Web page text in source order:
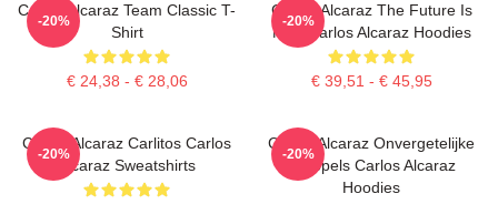
Carlos Alcaraz Team Classic T-
Shirt
€ 24,38 - € 28,06
-20%
Carlos Alcaraz The Future Is
Now Carlos Alcaraz Hoodies
€ 39,51 - € 45,95
-20%
Carlos Alcaraz Carlitos Carlos
Alcaraz Sweatshirts
-20%
Carlos Alcaraz Onvergetelijke
Druppels Carlos Alcaraz
Hoodies
-20%